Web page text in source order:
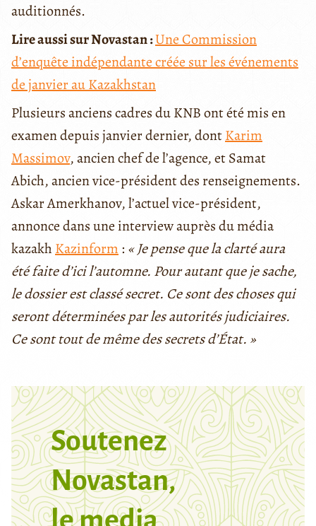
auditionnés.
Lire aussi sur Novastan :Une Commission
d’enquête indépendante créée sur les événements
de janvier au Kazakhstan
Plusieurs anciens cadres du KNB ont été mis en
examen depuis janvier dernier, dontKarim
Massimov, ancien chef de l’agence, et Samat
Abich, ancien vice-président des renseignements.
Askar Amerkhanov, l’actuel vice-président,
annonce dans une interview auprès du média
kazakh Kazinform : « Je pense que la clarté aura
été faite d’ici l’automne. Pour autant que je sache,
le dossier est classé secret. Ce sont des choses qui
seront déterminées par les autorités judiciaires.
Ce sont tout de même des secrets d’État. »
Soutenez
Novastan,